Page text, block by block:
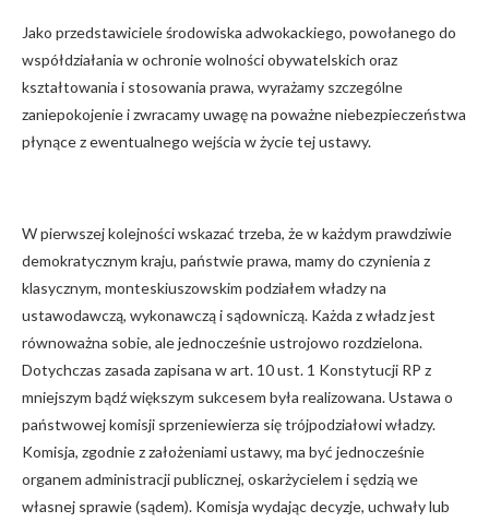
Jako przedstawiciele środowiska adwokackiego, powołanego do
współdziałania w ochronie wolności obywatelskich oraz
kształtowania i stosowania prawa, wyrażamy szczególne
zaniepokojenie i zwracamy uwagę na poważne niebezpieczeństwa
płynące z ewentualnego wejścia w życie tej ustawy.
W pierwszej kolejności wskazać trzeba, że w każdym prawdziwie
demokratycznym kraju, państwie prawa, mamy do czynienia z
klasycznym, monteskiuszowskim podziałem władzy na
ustawodawczą, wykonawczą i sądowniczą. Każda z władz jest
równoważna sobie, ale jednocześnie ustrojowo rozdzielona.
Dotychczas zasada zapisana w art. 10 ust. 1 Konstytucji RP z
mniejszym bądź większym sukcesem była realizowana. Ustawa o
państwowej komisji sprzeniewierza się trójpodziałowi władzy.
Komisja, zgodnie z założeniami ustawy, ma być jednocześnie
organem administracji publicznej, oskarżycielem i sędzią we
własnej sprawie (sądem). Komisja wydając decyzje, uchwały lub